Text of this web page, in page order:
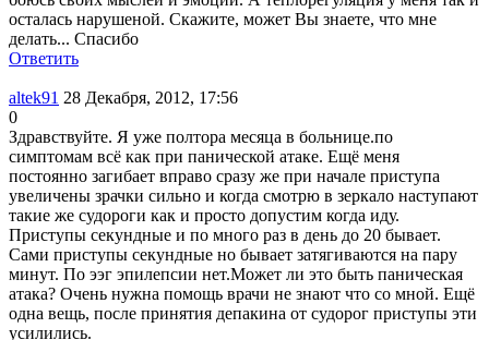
осталась нарушеной. Скажите, может Вы знаете, что мне
делать... Спасибо
Ответить
altek91 28 Декабря, 2012, 17:56
0
Здравствуйте. Я уже полтора месяца в больнице.по
симптомам всё как при панической атаке. Ещё меня
постоянно загибает вправо сразу же при начале приступа
увеличены зрачки сильно и когда смотрю в зеркало наступают
такие же судороги как и просто допустим когда иду.
Приступы секундные и по много раз в день до 20 бывает.
Сами приступы секундные но бывает затягиваются на пару
минут. По ээг эпилепсии нет.Может ли это быть паническая
атака? Очень нужна помощь врачи не знают что со мной. Ещё
одна вещь, после принятия депакина от судорог приступы эти
усилились.